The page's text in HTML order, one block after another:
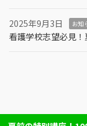
2025年9月3日 お知
看護学校志望必見